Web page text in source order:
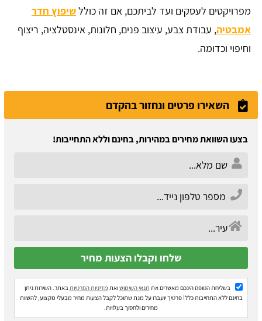
מפרויקטים לעסקים ועד לביתכם, אם זה כוללשיפוץ חדר
אמבטיה, עבודת צבע, עיצוב פנים, חלונות, אינסטלציה, ריצוף
וחיפוי וכדומה.
השאירו פרטים ונחזור בהקדם
בצעו השוואת מחירים במהירות, בחינם וללא התחייבות!
בשליחת הטופס הינכם מאשרים את תנאי השימושואת מדיניות הפרטיותבאתר. השירות ניתן
בחינם ללא התחייבות כלל! פרטיך יועברו על מנת שתוכל לקבל הצעות מחיר מבעלי מקצוע, להשוות
מחירים ולחסוך בעלויות.